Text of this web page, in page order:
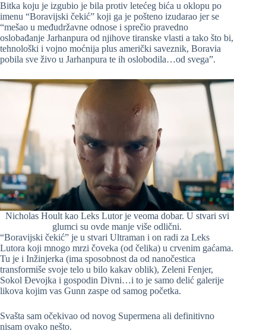
Bitka koju je izgubio je bila protiv letećeg bića u oklopu po
imenu “Boravijski čekić” koji ga je pošteno izudarao jer se
“mešao u međudržavne odnose i sprečio pravedno
oslobađanje Jarhanpura od njihove tiranske vlasti a tako što bi,
tehnološki i vojno moćnija plus američki saveznik, Boravia
pobila sve živo u Jarhanpura te ih oslobodila…od svega”.
Nicholas Hoult kao Leks Lutor je veoma dobar. U stvari svi
glumci su ovde manje više odlični.
“Boravijski čekić” je u stvari Ultraman i on radi za Leks
Lutora koji mnogo mrzi čoveka (od čelika) u crvenim gaćama.
Tu je i Inžinjerka (ima sposobnost da od nanočestica
transformiše svoje telo u bilo kakav oblik), Zeleni Fenjer,
Sokol Đevojka i gospodin Divni…i to je samo delić galerije
likova kojim vas Gunn zaspe od samog početka.
Svašta sam očekivao od novog Supermena ali definitivno
nisam ovako nešto.